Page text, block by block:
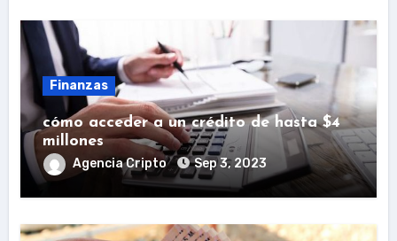
Finanzas
cómo acceder a un crédito de hasta $4
millones
Agencia Cripto Sep 3, 2023